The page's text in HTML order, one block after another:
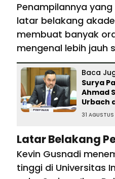
Penampilannya
latar belakang
membuat banyak
mengenal lebih jauh
Baca
Surya
Ahmad
Urbach
31
Latar Belakang
Kevin Gusnadi
tinggi di Universitas